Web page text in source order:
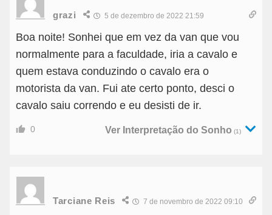
grazi 5 de dezembro de 2022 21:59
Boa noite! Sonhei que em vez da van que vou
normalmente para a faculdade, iria a cavalo e
quem estava conduzindo o cavalo era o
motorista da van. Fui ate certo ponto, desci o
cavalo saiu correndo e eu desisti de ir.
0 Ver Interpretação do Sonho (1)
Tarciane Reis 7 de novembro de 2022 09:10